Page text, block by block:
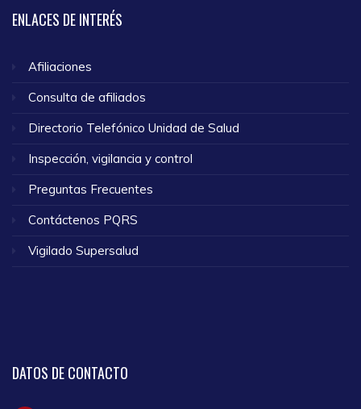
ENLACES DE INTERÉS
Afiliaciones
Consulta de afiliados
Directorio Telefónico Unidad de Salud
Inspección, vigilancia y control
Preguntas Frecuentes
Contáctenos PQRS
Vigilado Supersalud
DATOS DE CONTACTO